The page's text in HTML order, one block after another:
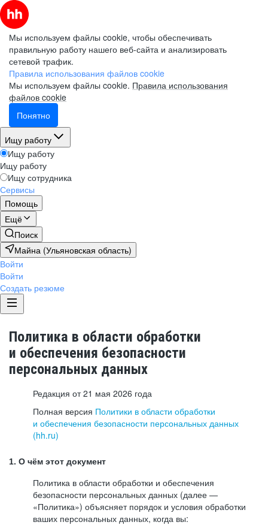
Мы используем файлы cookie, чтобы обеспечивать
правильную работу нашего веб-сайта и анализировать
сетевой трафик.
Правила использования файлов cookie
Мы используем файлы cookie. Правила использования
файлов cookie
Понятно
Ищу работу
Ищу работу
Ищу работу
Ищу сотрудника
Сервисы
Помощь
Ещё
Поиск
Майна (Ульяновская область)
Войти
Войти
Создать резюме
Политика в области обработки
и обеспечения безопасности
персональных данных
Редакция от 21 мая 2026 года
Полная версия Политики в области обработки
и обеспечения безопасности персональных данных
(hh.ru)
1. О чём этот документ
Политика в области обработки и обеспечения
безопасности персональных данных (далее —
«Политика») объясняет порядок и условия обработки
ваших персональных данных, когда вы: